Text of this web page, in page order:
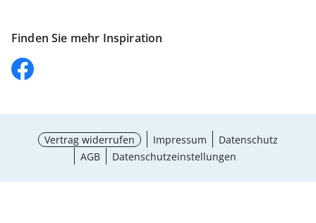
Finden Sie mehr Inspiration
Vertrag widerrufen Impressum
Datenschutz
AGB
Datenschutzeinstellungen